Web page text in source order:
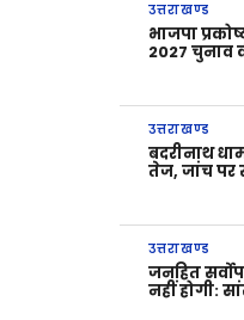
उत्तराखण्ड
भाजपा
2027 चुनाव
उत्तराखण्ड
बदरीनाथ
तेज, जांच पर
उत्तराखण्ड
जनहित
नहीं होगी: